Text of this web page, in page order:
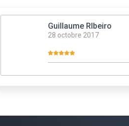
Guillaume RIbeiro
28 octobre 2017